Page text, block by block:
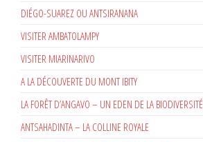
DIÉGO-SUAREZ OU ANTSIRANANA
VISITER AMBATOLAMPY
VISITER MIARINARIVO
A LA DÉCOUVERTE DU MONT IBITY
LA FORÊT D’ANGAVO – UN EDEN DE LA BIODIVERSITÉ
ANTSAHADINTA – LA COLLINE ROYALE